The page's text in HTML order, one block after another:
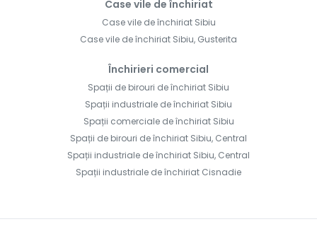
Case vile de închiriat
Case vile de închiriat Sibiu
Case vile de închiriat Sibiu, Gusterita
Închirieri comercial
Spații de birouri de închiriat Sibiu
Spații industriale de închiriat Sibiu
Spații comerciale de închiriat Sibiu
Spații de birouri de închiriat Sibiu, Central
Spații industriale de închiriat Sibiu, Central
Spații industriale de închiriat Cisnadie